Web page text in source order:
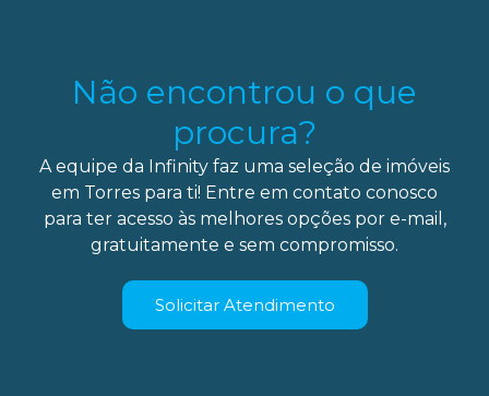
Não encontrou o que
procura?
A equipe da Infinity faz uma seleção de imóveis
em Torres para ti! Entre em contato conosco
para ter acesso às melhores opções por e-mail,
gratuitamente e sem compromisso.
Solicitar Atendimento